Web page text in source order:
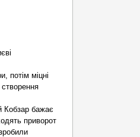
потім міцні
Кобзар бажає
приворот